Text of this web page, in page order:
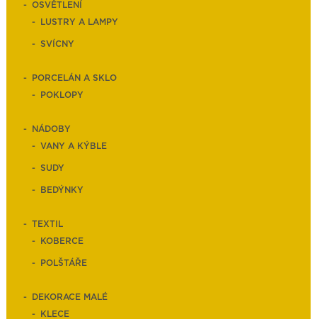
OSVĚTLENÍ
LUSTRY A LAMPY
SVÍCNY
PORCELÁN A SKLO
POKLOPY
NÁDOBY
VANY A KÝBLE
SUDY
BEDÝNKY
TEXTIL
KOBERCE
POLŠTÁŘE
DEKORACE MALÉ
KLECE